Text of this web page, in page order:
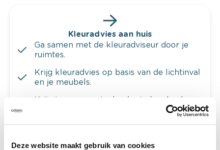
Deze website maakt gebruik van cookies
Kleuradvies aan huis
Ga samen met de kleuradviseur door je
ruimtes.
Krijg kleuradvies op basis van de lichtinval
en je meubels.
Krijg ineens een technologische check-up